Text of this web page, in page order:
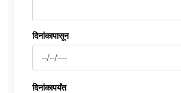
दिनांकापासून
दिनांकापर्यंत